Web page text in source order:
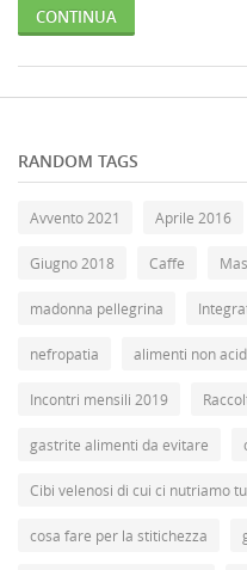
CONTINUA
RANDOM TAGS
Avvento 2021 Aprile 2016
Giugno 2018 Caffe
madonna pellegrina
nefropatia alimenti non
Incontri mensili 2019
gastrite alimenti da evitare
Cibi velenosi di cui ci nutriamo
cosa fare per la stitichezza